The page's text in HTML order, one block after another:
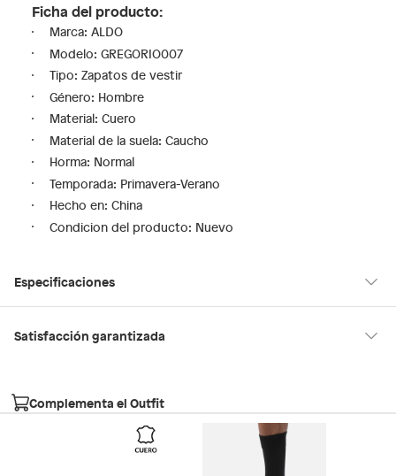
Ficha del producto:
Marca: ALDO
Modelo: GREGORIO007
Tipo: Zapatos de vestir
Género: Hombre
Material: Cuero
Material de la suela: Caucho
Horma: Normal
Temporada: Primavera-Verano
Hecho en: China
Condicion del producto: Nuevo
Especificaciones
Hecho en
Satisfacción garantizada
Sin embargo, tenemos categorías que cuentan con plazos
diferentes, otras con restricciones y algunas que no se pueden
devolver ni cambiar. Conoce cuáles son:
Complementa el Outfit